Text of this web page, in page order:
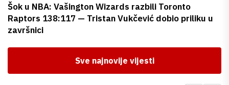
Šok u NBA: Vašington Wizards razbili Toronto
Raptors 138:117 — Tristan Vukčević dobio priliku u
završnici
Sve najnovije vijesti